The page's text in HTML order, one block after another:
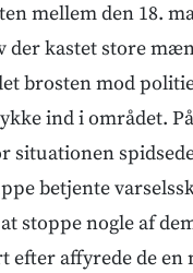
mellem den 18.
der kastet store
brosten mod
ind i området.
situationen
betjente
stoppe nogle af
efter affyrede de en